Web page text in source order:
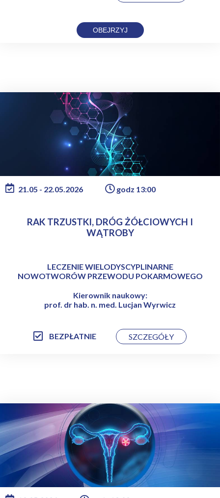
OBEJRZYJ
21.05 - 22.05.2026 godz 13:00
RAK TRZUSTKI, DRÓG ŻÓŁCIOWYCH I
WĄTROBY
LECZENIE WIELODYSCYPLINARNE
NOWOTWORÓW PRZEWODU POKARMOWEGO
Kierownik naukowy:
prof. dr hab. n. med. Lucjan Wyrwicz
BEZPŁATNIE SZCZEGÓŁY